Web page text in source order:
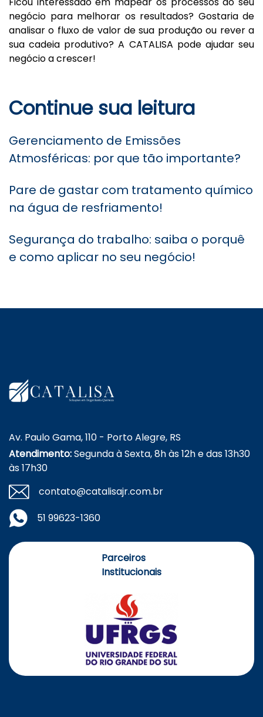
negócio para melhorar os resultados? Gostaria de
analisar o fluxo de valor de sua produção ou rever a
sua cadeia produtivo? A CATALISA pode ajudar seu
negócio a crescer!
Continue sua leitura
Gerenciamento de Emissões
Atmosféricas: por que tão importante?
Pare de gastar com tratamento químico
na água de resfriamento!
Segurança do trabalho: saiba o porquê
e como aplicar no seu negócio!
Av. Paulo Gama, 110 - Porto Alegre, RS
Atendimento:Segunda à Sexta, 8h às 12h e das 13h30
às 17h30
contato@catalisajr.com.br
51 99623-1360
Parceiros
Institucionais